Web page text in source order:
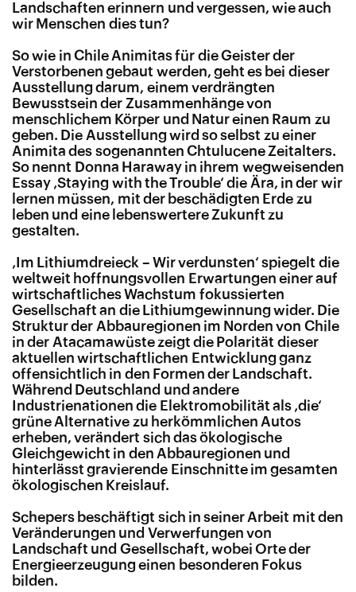
Landschaften erinnern und vergessen, wie auch
wir Menschen dies tun?
So wie in Chile Animitas für die Geister der
Verstorbenen gebaut werden, geht es bei dieser
Ausstellung darum, einem verdrängten
Bewusstsein der Zusammenhänge von
menschlichem Körper und Natur einen Raum zu
geben. Die Ausstellung wird so selbst zu einer
Animita des sogenannten Chtulucene Zeitalters.
So nennt Donna Haraway in ihrem wegweisenden
Essay ‚Staying with the Trouble‘ die Ära, in der wir
lernen müssen, mit der beschädigten Erde zu
leben und eine lebenswertere Zukunft zu
gestalten.
‚ Im Lithiumdreieck – Wir verdunsten‘ spiegelt die
weltweit hoffnungsvollen Erwartungen einer auf
wirtschaftliches Wachstum fokussierten
Gesellschaft an die Lithiumgewinnung wider. Die
Struktur der Abbauregionen im Norden von Chile
in der Atacamawüste zeigt die Polarität dieser
aktuellen wirtschaftlichen Entwicklung ganz
offensichtlich in den Formen der Landschaft.
Während Deutschland und andere
Industrienationen die Elektromobilität als ‚die‘
grüne Alternative zu herkömmlichen Autos
erheben, verändert sich das ökologische
Gleichgewicht in den Abbauregionen und
hinterlässt gravierende Einschnitte im gesamten
ökologischen Kreislauf.
Schepers beschäftigt sich in seiner Arbeit mit den
Veränderungen und Verwerfungen von
Landschaft und Gesellschaft, wobei Orte der
Energieerzeugung einen besonderen Fokus
bilden.